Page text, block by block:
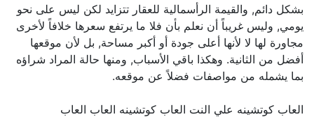
بشكل دائم, والقيمة الرأسمالية للعقار تتزايد لكن ليس على نحو
يومي, وليس غريباً أن نعلم بأن فلا ما يرتفع سعرها خلافاً لأخرى
مجاورة لها لا لأنها أعلى جودة أو أكبر مساحة, بل لأن موقعها
أفضل من الثانية. وهكذا باقي الأسباب, ومنها حالة المراد شراؤه
بما يشمله من مواصفات فضلاً عن موقعه.
العاب كوتشينه علي النت العاب كوتشينه العاب العاب